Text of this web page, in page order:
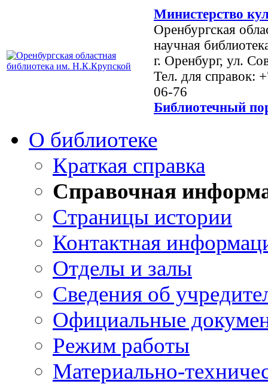
Министерство
Оренбургская
научная
г. Оренбург, ул.
Тел. для справок:
06-76
Библиотечный
О библиотеке
Краткая справка
Справочная
Страницы истории
Контактная
Отделы и залы
Сведения об
Официальные
Режим работы
Материально-